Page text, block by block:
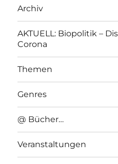
Archiv
AKTUELL: Biopolitik –
Corona
Themen
Genres
@ Bücher…
Veranstaltungen